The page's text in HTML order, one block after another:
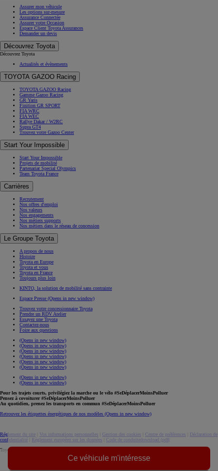
Ce véhicule m'intéresse
Assurer mon véhicule
Les options sur-mesure
Assurance Connectée
Assurer votre Occasion
Espace Client Toyota Assurances
Demander un devis
Découvrez Toyota
Découvrez Toyota
Actualités et évènements
TOYOTA GAZOO Racing
TOYOTA GAZOO Racing
Gamme Gazoo Racing
GR Yaris
Finition GR SPORT
FIA WRC
FIA WEC
Rallye Dakar / W2RC
Supra GT4
Trouvez votre Gazoo Center
Start Your Impossible
Start Your Impossible
Projets de mobilité
Partenariat Special Olympics
Team Toyota France
Carrières
Recrutement
Nos offres d'emploi
Nos valeurs
Nos engagements
Nos métiers supports
Nos métiers dans le réseau de concession
Le Groupe Toyota
A propos de nous
Histoire
Toyota en Europe
Toyota et vous
Toyota en France
Toujours plus loin
KINTO, la solution de mobilité sans contrainte
Espace Presse (Opens in new window)
Trouvez votre concessionnaire Toyota
Prendre un RDV Atelier
Essayez une Toyota
Contactez-nous
Foire aux questions
(Opens in new window)
(Opens in new window)
(Opens in new window)
(Opens in new window)
(Opens in new window)
(Opens in new window)
(Opens in new window)
(Opens in new window)
Pour les trajets courts, privilégiez la marche ou le vélo #SeDéplacerMoinsPolluer
Pensez à covoiturer #SeDéplacerMoinsPolluer
Au quotidien, prenez les transports en commun #SeDéplacerMoinsPolluer
Retrouvez les étiquettes énergétiques de nos modèles (Opens in new window)
Réglement du site Vos informations personnelles Gestion des cookies Centre de préférences
Déclaration de
confidentialité
Règlement européen sur les données Code de conduitedownload (pdf(
Toyota. Tous droits réservés. © 2026